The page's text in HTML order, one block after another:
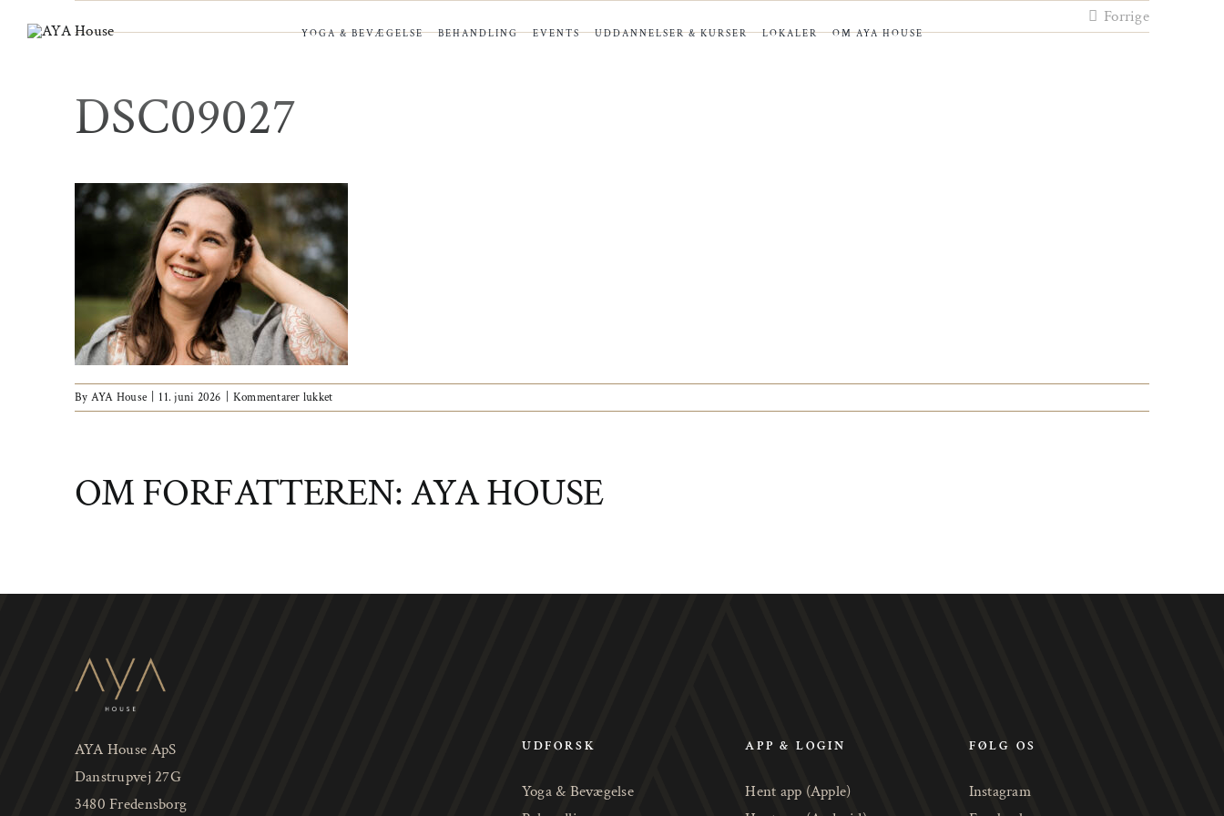
YOGA & BEVÆGELSE BEHANDLING EVENTS UDDANNELSER & KURSER LOKALER OM AYA HOUSE
Forrige
DSC09027
By AYA House 11. juni 2026 Kommentarer lukkettil
DSC09027
OM FORFATTEREN:AYA HOUSE
AYA House ApS
Danstrupvej 27G
3480 Fredensborg
UDFORSK
Yoga & Bevægelse
APP & LOGIN
Hent app (Apple)
FØLG OS
Instagram